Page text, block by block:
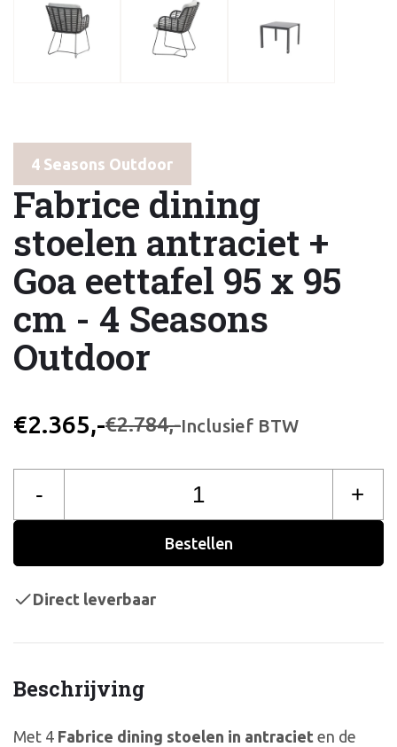
4 Seasons Outdoor
Fabrice dining
stoelen antraciet +
Goa eettafel 95 x 95
cm - 4 Seasons
Outdoor
€2.365,-€2.784,-Inclusief BTW
Beschrijving
Met 4 Fabrice dining stoelen in antraciet en de
- +
Bestellen
Direct leverbaar